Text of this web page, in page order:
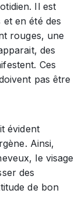
Il est
en été des
rouges, une
des
Ces
pas être
évident
Ainsi,
le visage
des
de bon